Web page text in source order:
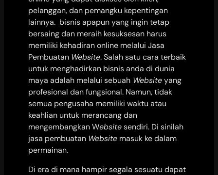
pelanggan, dan pemangku kepentingan
lainnya. bisnis apapun yang ingin tetap
bersaing dan meraih kesuksesan harus
memiliki kehadiran online melalui Jasa
Pembuatan Website. Salah satu cara terbaik
untuk menghadirkan bisnis anda di dunia
maya adalah melalui sebuah Websiteyang
profesional dan fungsional. Namun, tidak
semua pengusaha memiliki waktu atau
keahlian untuk merancang dan
mengembangkan Websitesendiri. Di sinilah
jasa pembuatan Website masuk ke dalam
permainan.
Di era di mana hampir segala sesuatu dapat